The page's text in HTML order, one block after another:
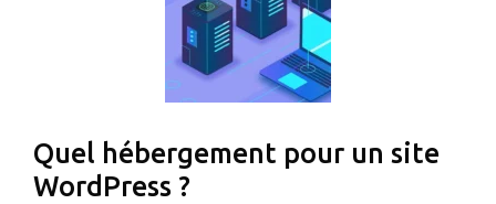
Quel hébergement pour un site
WordPress ?